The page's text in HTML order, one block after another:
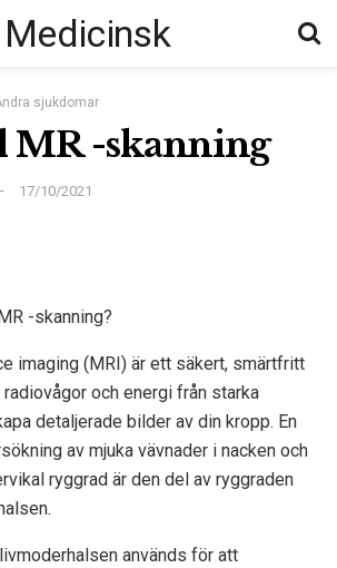
Medicinsk
sjukdomar
MR -skanning
17/10/2021
-skanning?
imaging (MRI) är ett säkert, smärtfritt
och energi från starka
detaljerade bilder av din kropp. En
av mjuka vävnader i nacken och
ryggrad är den del av ryggraden
används för att